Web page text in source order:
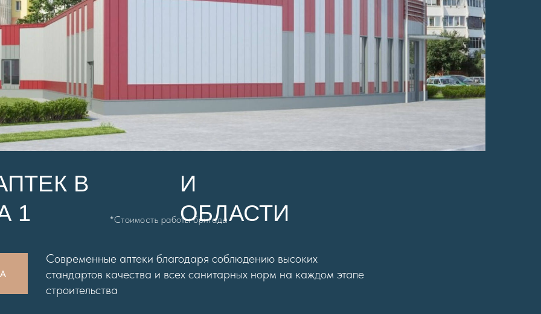
В
1
*Стоимость работы бригады
И
ОБЛАСТИ
Современные аптеки благодаря соблюдению высоких
стандартов качества и всех санитарных норм на каждом этапе
строительства